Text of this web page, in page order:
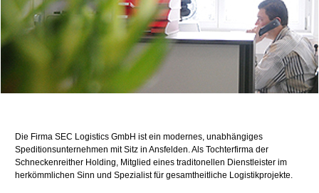
Die Firma SEC Logistics GmbH ist ein modernes, unabhängiges
Speditionsunternehmen mit Sitz in Ansfelden. Als Tochterfirma der
Schneckenreither Holding, Mitglied eines traditonellen Dienstleister im
herkömmlichen Sinn und Spezialist für gesamtheitliche Logistikprojekte.